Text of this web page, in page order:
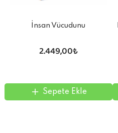
İnsan Vücudunu
ve Kitap
2.449,00₺
Sepete Ekle